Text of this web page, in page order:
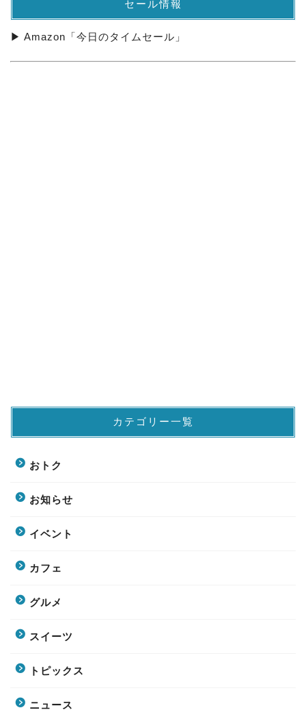
セール情報
▶ Amazon「今日のタイムセール」
カテゴリー一覧
おトク
お知らせ
イベント
カフェ
グルメ
スイーツ
トピックス
ニュース